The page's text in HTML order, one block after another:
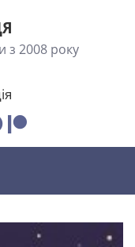
з 2008 року